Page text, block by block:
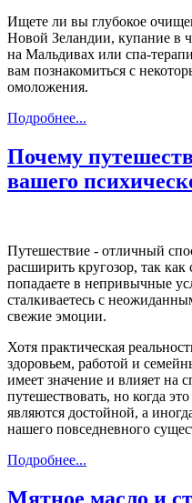
Ищете ли вы глубокое
Новой Зеландии, купание в
на Мальдивах или спа-
вам познакомиться с
омоложения.
Подробнее...
Почему
вашего
Путешествие - отличный
расширить кругозор, так
попадаете в непривычные
сталкиваетесь с
свежие эмоции.
Хотя практическая
здоровьем, работой и
имеет значение и влияет на
путешествовать, но когда
являются достойной, а
нашего повседневного
Подробнее...